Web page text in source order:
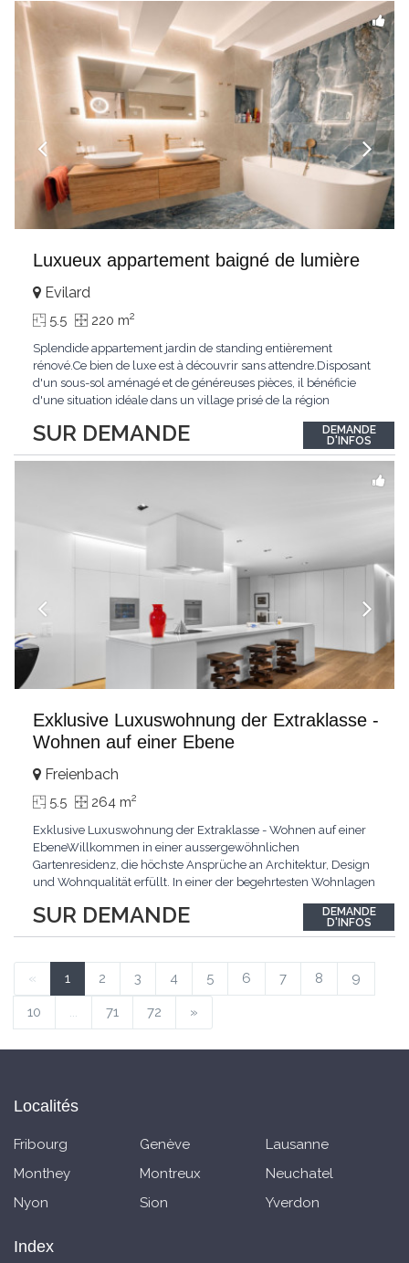
Luxueux appartement baigné de lumière
SUR DEMANDE
Evilard
5.5 220 m2
Splendide appartement jardin de standing entièrement
rénové.Ce bien de luxe est à découvrir sans attendre.Disposant
d'un sous-sol aménagé et de généreuses pièces, il bénéficie
d'une situation idéale dans un village prisé de la région
hors du commun tout au long de la journée.Points forts:4
grandes chambresUn vaste séjour...
DEMANDE
D'INFOS
Exklusive Luxuswohnung der Extraklasse -
Wohnen auf einer Ebene
SUR DEMANDE
Freienbach
5.5 264 m2
Exklusive Luxuswohnung der Extraklasse - Wohnen auf einer
EbeneWillkommen in einer aussergewöhnlichen
Gartenresidenz, die höchste Ansprüche an Architektur, Design
und Wohnqualität erfüllt. In einer der begehrtesten Wohnlagen
exklusives Zuhause mit über 230 m² Wohnfläche, das
Grosszügigkeit, Privatsphäre und zeitlose Eleganz auf
DEMANDE
D'INFOS
« 1 2 3 4 5 6 7 8 9
10 ... 71 72 »
Localités
Fribourg Genève
Lausanne
Monthey
Montreux
Neuchatel
Nyon
Sion Yverdon
Index